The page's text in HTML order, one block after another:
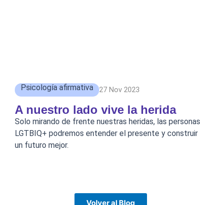
Psicología afirmativa 27 Nov 2023
A nuestro lado vive la herida
Solo mirando de frente nuestras heridas, las personas
LGTBIQ+ podremos entender el presente y construir
un futuro mejor.
Volver al Blog